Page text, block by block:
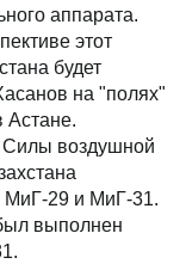
аппарата.
этот
будет
на "полях"
Астане.
воздушной
МиГ-29 и МиГ-31.
выполнен